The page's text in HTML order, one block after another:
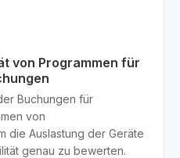
von Programmen für
Buchungen für
von
die Auslastung der Geräte
genau zu bewerten.